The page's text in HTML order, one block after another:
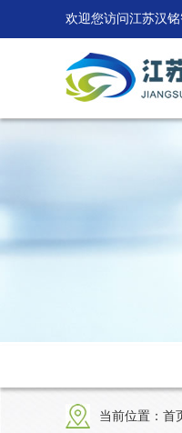
欢迎您访问江苏汉
当前位置： 首